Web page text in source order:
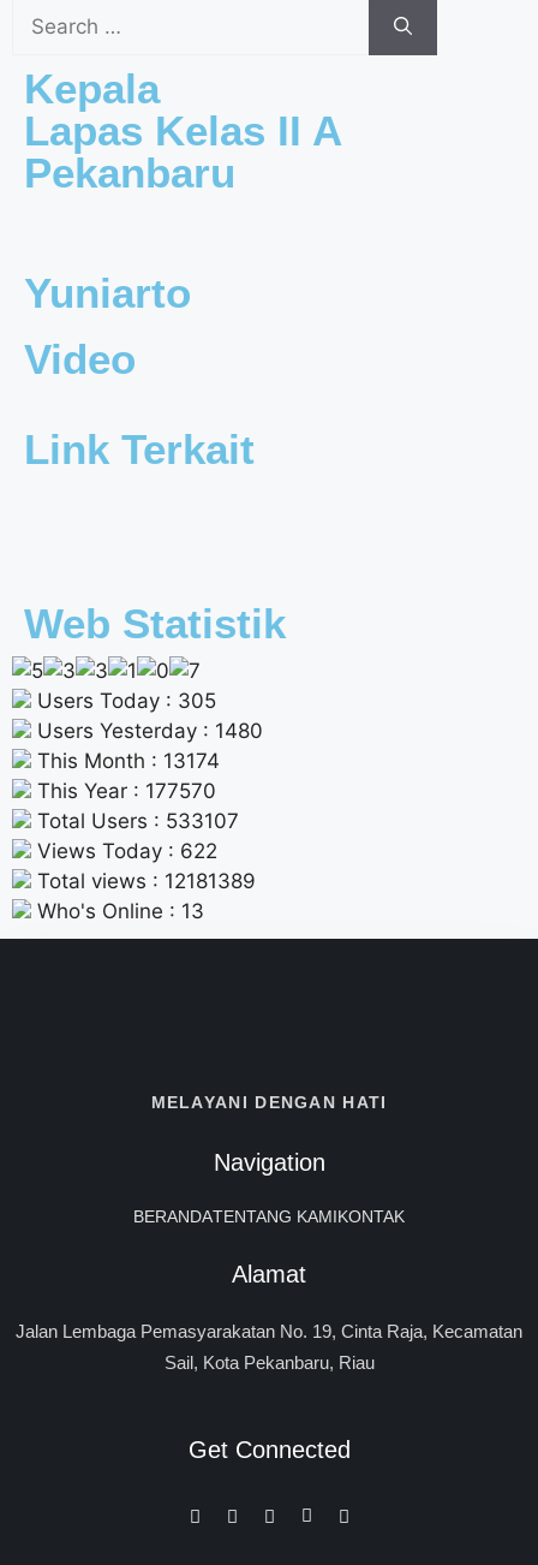
Kepala
Lapas Kelas II A
Pekanbaru
Yuniarto
Video
Link Terkait
Web Statistik
Users Today : 305
Users Yesterday : 1480
This Month : 13174
This Year : 177570
Total Users : 533107
Views Today : 622
Total views : 12181389
Who's Online : 13
MELAYANI DENGAN HATI
Navigation
BERANDATENTANG KAMIKONTAK
Alamat
Jalan Lembaga Pemasyarakatan No. 19, Cinta Raja, Kecamatan
Sail, Kota Pekanbaru, Riau
Get Connected